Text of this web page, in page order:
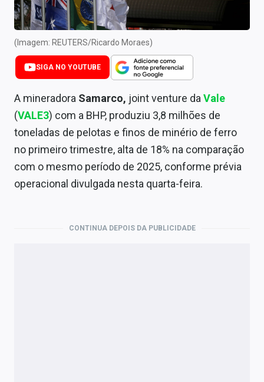
Central de Dividendos
Central de Fundos Imobiliários
Central dos IPOs
Renda Fixa
Finanças Pessoais
Mercados
Economia
(Imagem: REUTERS/Ricardo Moraes)
SIGA NO YOUTUBE
A mineradora Samarco, joint venture daVale
(VALE3) com a BHP, produziu 3,8 milhões de
toneladas de pelotas e finos de minério de ferro
no primeiro trimestre, alta de 18% na comparação
com o mesmo período de 2025, conforme prévia
operacional divulgada nesta quarta-feira.
CONTINUA DEPOIS DA PUBLICIDADE